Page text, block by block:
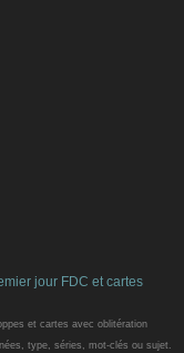
jour FDC et cartes
et cartes avec oblitération
type, séries, mot-clés ou sujet.